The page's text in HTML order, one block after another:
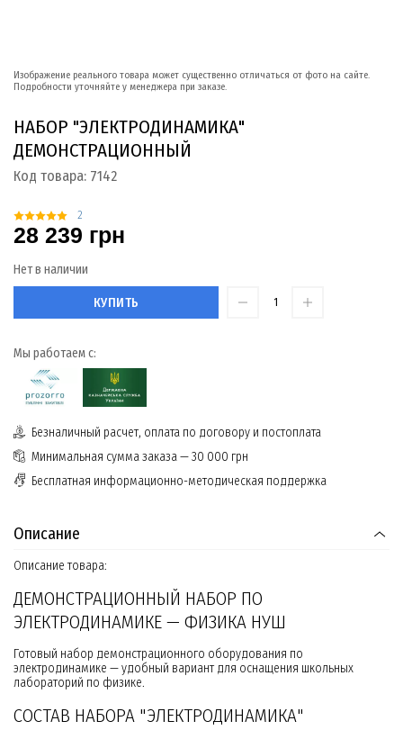
Изображение реального товара может существенно отличаться от фото на сайте.
Подробности уточняйте у менеджера при заказе.
НАБОР "ЭЛЕКТРОДИНАМИКА"
ДЕМОНСТРАЦИОННЫЙ
Код товара: 7142
2
28 239 грн
Нет в наличии
КУПИТЬ
Мы работаем с:
Безналичный расчет, оплата по договору и постоплата
Минимальная сумма заказа — 30 000 грн
Бесплатная информационно-методическая поддержка
Описание
Описание товара:
ДЕМОНСТРАЦИОННЫЙ НАБОР ПО
ЭЛЕКТРОДИНАМИКЕ — ФИЗИКА НУШ
Готовый набор демонстрационного оборудования по
электродинамике — удобный вариант для оснащения школьных
лабораторий по физике.
СОСТАВ НАБОРА "ЭЛЕКТРОДИНАМИКА"